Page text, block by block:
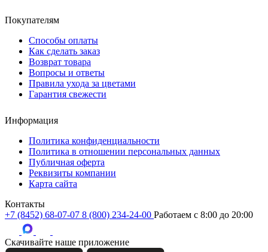
Покупателям
Способы оплаты
Как сделать заказ
Возврат товара
Вопросы и ответы
Правила ухода за цветами
Гарантия свежести
Информация
Политика конфиденциальности
Политика в отношении персональных данных
Публичная оферта
Реквизиты компании
Карта сайта
Контакты
+7 (8452) 68-07-07 8 (800) 234-24-00 Работаем c 8:00 до 20:00
Скачивайте наше приложение